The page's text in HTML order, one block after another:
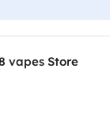
vapes Store